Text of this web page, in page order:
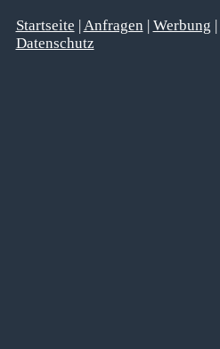
Startseite Anfragen Werbung
Datenschutz